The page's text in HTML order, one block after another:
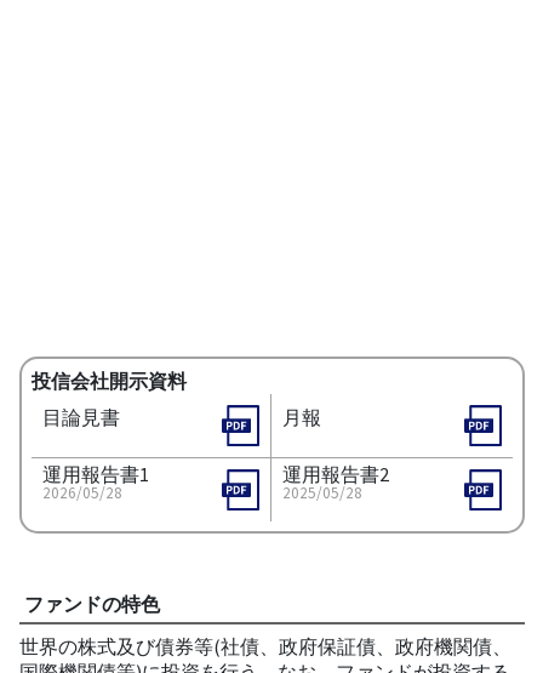
投信会社開示資料
目論見書
月報
運用報告書1
2026/05/28
運用報告書2
2025/05/28
ファンドの特色
世界の株式及び債券等(社債、政府保証債、政府機関債、